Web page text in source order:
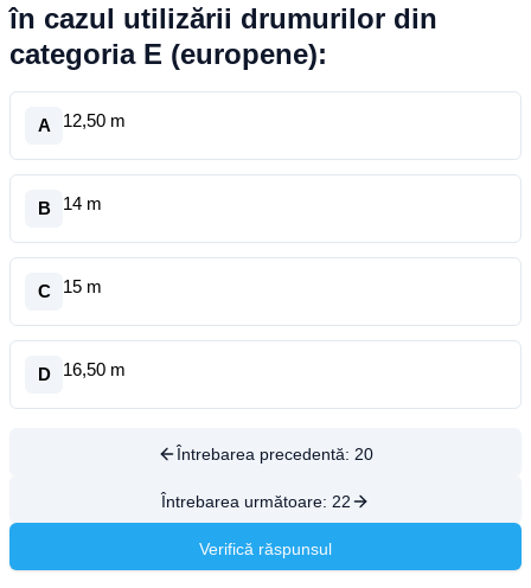
în cazul utilizării drumurilor din
categoria E (europene):
A 12,50 m
B 14 m
C 15 m
D 16,50 m
Întrebarea precedentă: 20
Întrebarea următoare: 22
Verifică răspunsul